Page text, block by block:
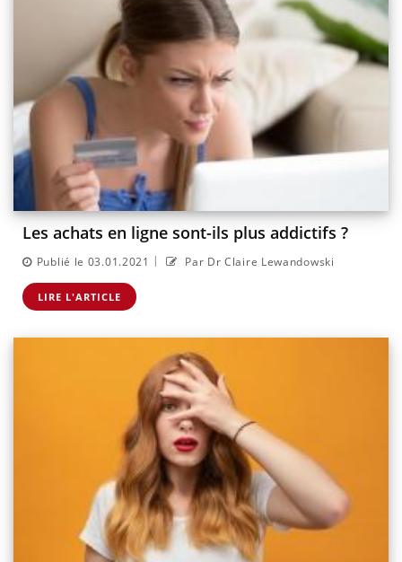
Les achats en ligne sont-ils plus addictifs ?
Publié le 03.01.2021 | Par Dr Claire Lewandowski
LIRE L'ARTICLE